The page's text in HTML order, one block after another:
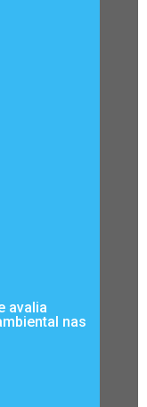
avalia
nas